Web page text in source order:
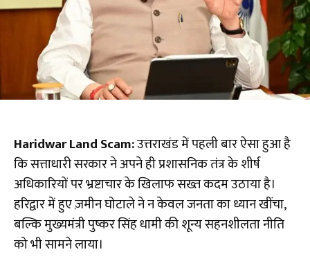
Haridwar Land Scam:उत्तराखंड में पहली बार ऐसा हुआ है
कि सत्ताधारी सरकार ने अपने ही प्रशासनिक तंत्र के शीर्ष
अधिकारियों पर भ्रष्टाचार के खिलाफ सख्त कदम उठाया है।
हरिद्वार में हुए ज़मीन घोटाले ने न केवल जनता का ध्यान खींचा,
बल्कि मुख्यमंत्री पुष्कर सिंह धामी की शून्य सहनशीलता नीति
को भी सामने लाया।